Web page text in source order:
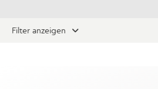
Filter anzeigen